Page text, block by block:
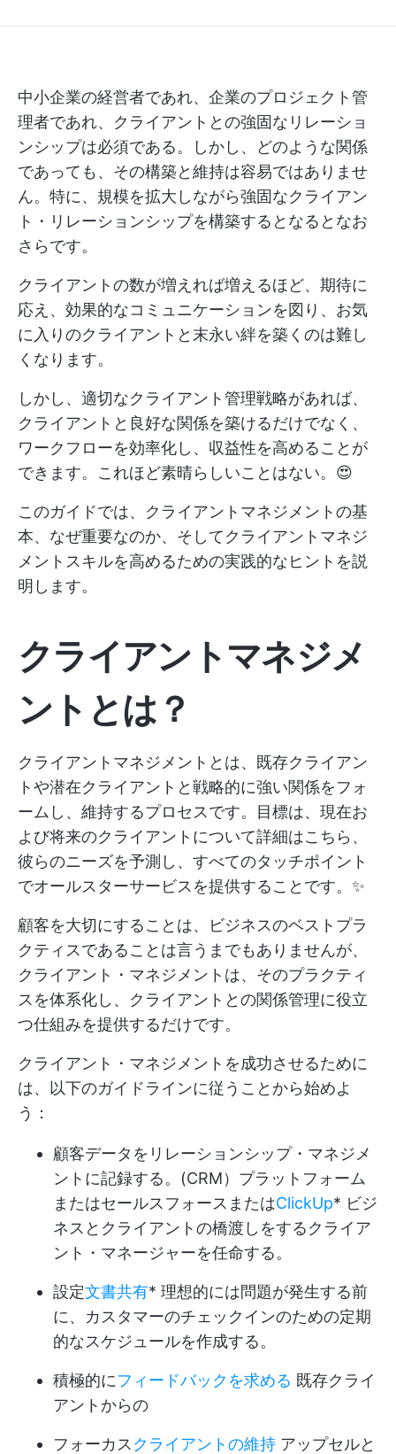
中小企業の経営者であれ、企業のプロジェクト管
理者であれ、クライアントとの強固なリレーショ
ンシップは必須である。しかし、どのような関係
であっても、その構築と維持は容易ではありませ
ん。特に、規模を拡大しながら強固なクライアン
ト・リレーションシップを構築するとなるとなお
さらです。
クライアントの数が増えれば増えるほど、期待に
応え、効果的なコミュニケーションを図り、お気
に入りのクライアントと末永い絆を築くのは難し
くなります。
しかし、適切なクライアント管理戦略があれば、
クライアントと良好な関係を築けるだけでなく、
ワークフローを効率化し、収益性を高めることが
できます。これほど素晴らしいことはない。😍
このガイドでは、クライアントマネジメントの基
本、なぜ重要なのか、そしてクライアントマネジ
メントスキルを高めるための実践的なヒントを説
明します。
クライアントマネジメ
ントとは？
クライアントマネジメントとは、既存クライアン
トや潜在クライアントと戦略的に強い関係をフォ
ームし、維持するプロセスです。目標は、現在お
よび将来のクライアントについて詳細はこちら、
彼らのニーズを予測し、すべてのタッチポイント
でオールスターサービスを提供することです。✨
顧客を大切にすることは、ビジネスのベストプラ
クティスであることは言うまでもありませんが、
クライアント・マネジメントは、そのプラクティ
スを体系化し、クライアントとの関係管理に役立
つ仕組みを提供するだけです。
クライアント・マネジメントを成功させるために
は、以下のガイドラインに従うことから始めよ
う：
顧客データをリレーションシップ・マネジメ
ントに記録する。 (CRM）プラットフォーム
またはセールスフォース またはClickUp* ビジ
ネスとクライアントの橋渡しをするクライア
ント・マネージャーを任命する。
設定文書共有* 理想的には問題が発生する前
に、カスタマーのチェックインのための定期
的なスケジュールを作成する。
積極的にフィードバックを求める 既存クライ
アントからの
フォーカス クライアントの維持 アップセルと